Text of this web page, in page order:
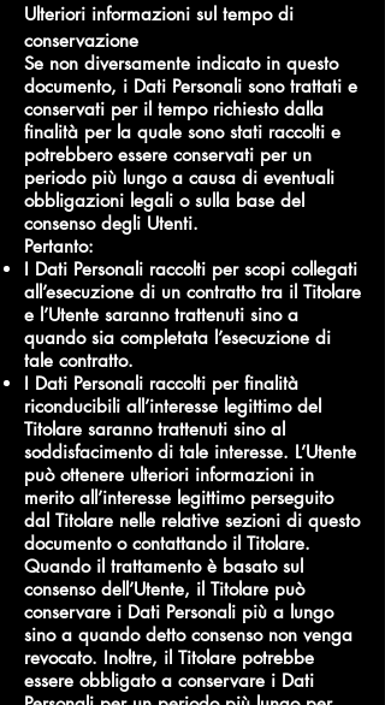
Ulteriori informazioni sul tempo di
conservazione
Se non diversamente indicato in questo
documento, i Dati Personali sono trattati e
conservati per il tempo richiesto dalla
finalità per la quale sono stati raccolti e
potrebbero essere conservati per un
periodo più lungo a causa di eventuali
obbligazioni legali o sulla base del
consenso degli Utenti.
Pertanto:
I Dati Personali raccolti per scopi collegati
all’esecuzione di un contratto tra il Titolare
e l’Utente saranno trattenuti sino a
quando sia completata l’esecuzione di
tale contratto.
I Dati Personali raccolti per finalità
riconducibili all’interesse legittimo del
Titolare saranno trattenuti sino al
soddisfacimento di tale interesse. L’Utente
può ottenere ulteriori informazioni in
merito all’interesse legittimo perseguito
dal Titolare nelle relative sezioni di questo
documento o contattando il Titolare.
Quando il trattamento è basato sul
consenso dell’Utente, il Titolare può
conservare i Dati Personali più a lungo
sino a quando detto consenso non venga
revocato. Inoltre, il Titolare potrebbe
essere obbligato a conservare i Dati